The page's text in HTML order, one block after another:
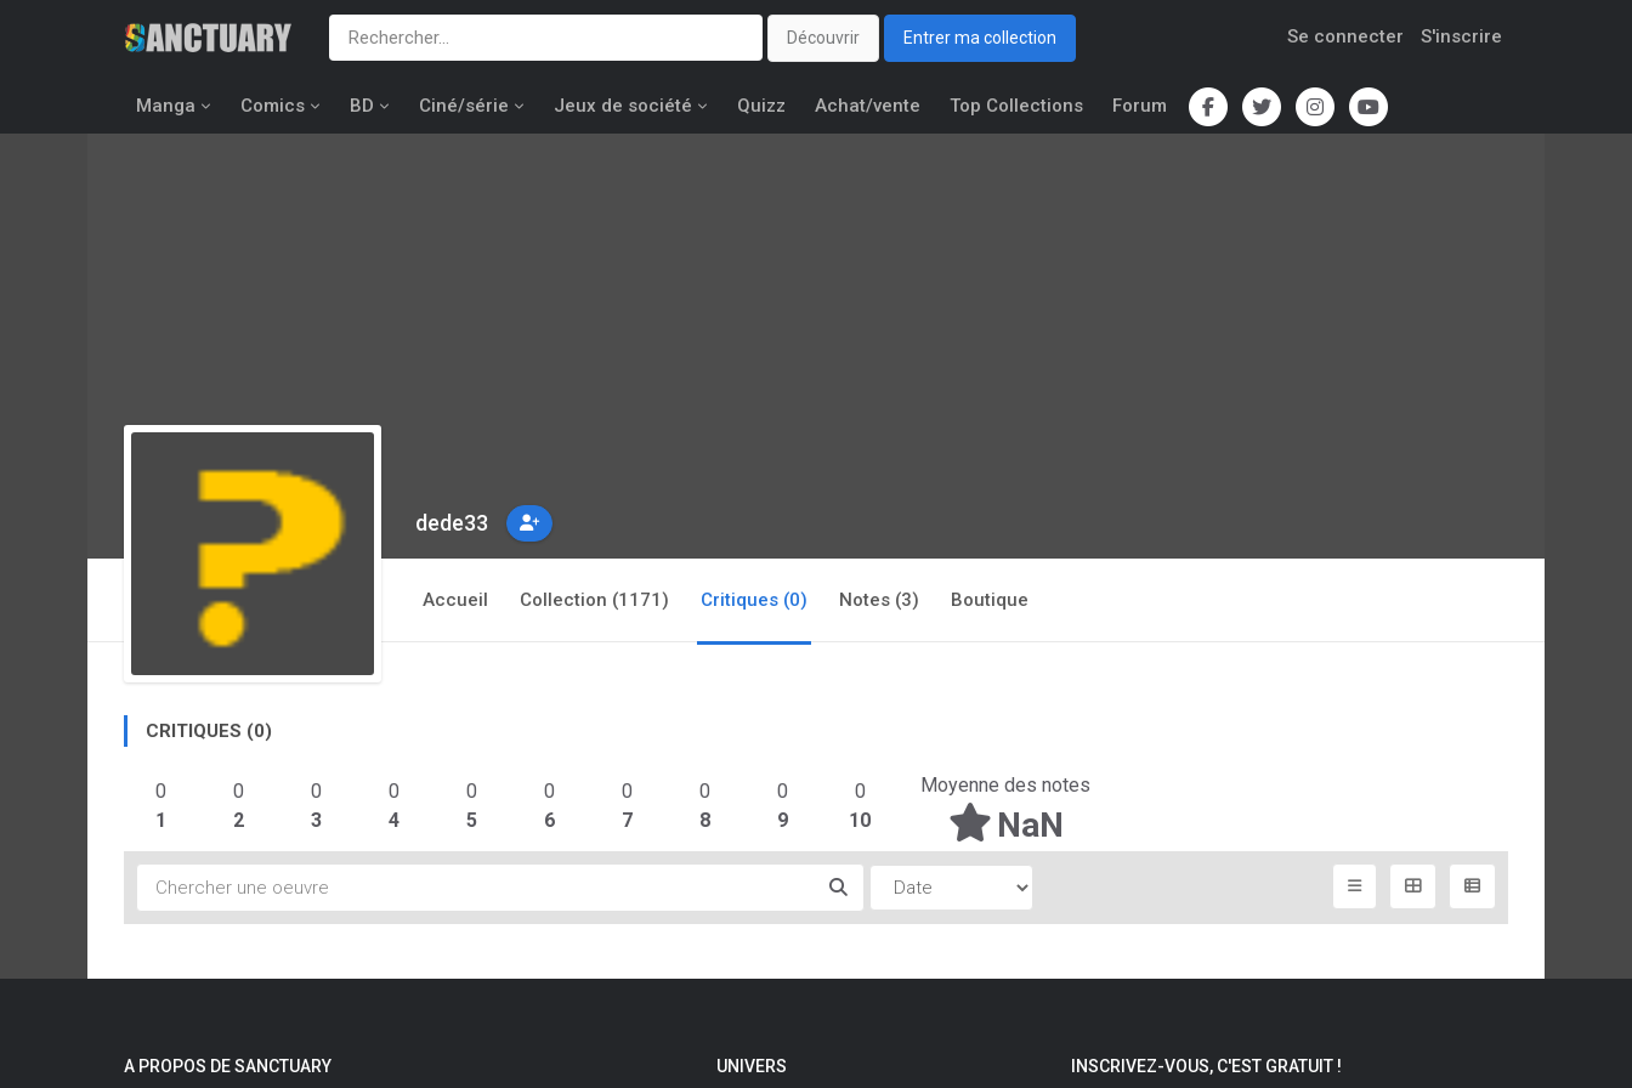
Découvrir Entrer ma collection Se connecter S'inscrire
Manga Comics BD Ciné/série Jeux de société Quizz Achat/vente Top Collections Forum
dede33
Accueil Collection (1171) Critiques (0) Notes (3) Boutique
CRITIQUES (0)
0
1
0
2
0
3
0
4
0
5
0
6
0
7
0
8
0
9
0
10
Moyenne des notes
NaN
A PROPOS DE SANCTUARY UNIVERS INSCRIVEZ-VOUS, C'EST GRATUIT !